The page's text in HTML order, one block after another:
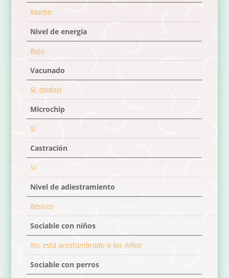
Macho
Nivel de energía
Bajo
Vacunado
Si, (todas)
Microchip
SI
Castración
SI
Nivel de adiestramiento
Básicos
Sociable con niños
No, está acostumbrado a los niños
Sociable con perros